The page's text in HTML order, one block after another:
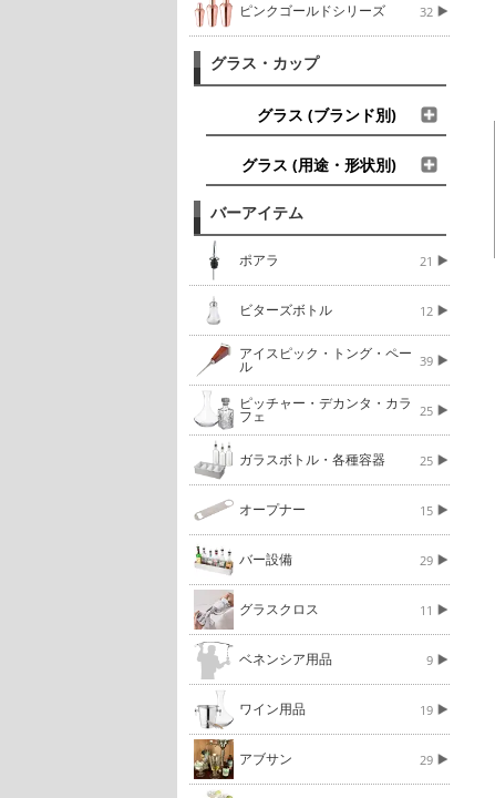
ピンクゴールドシリーズ 32
グラス・カップ
グラス (ブランド別)
グラス (用途・形状別)
バーアイテム
ポアラ 21
ビターズボトル 12
アイスピック・トング・ペー
ル 39
ピッチャー・デカンタ・カラ
フェ 25
ガラスボトル・各種容器 25
オープナー 15
バー設備 29
グラスクロス 11
ベネンシア用品 9
ワイン用品 19
アブサン 29